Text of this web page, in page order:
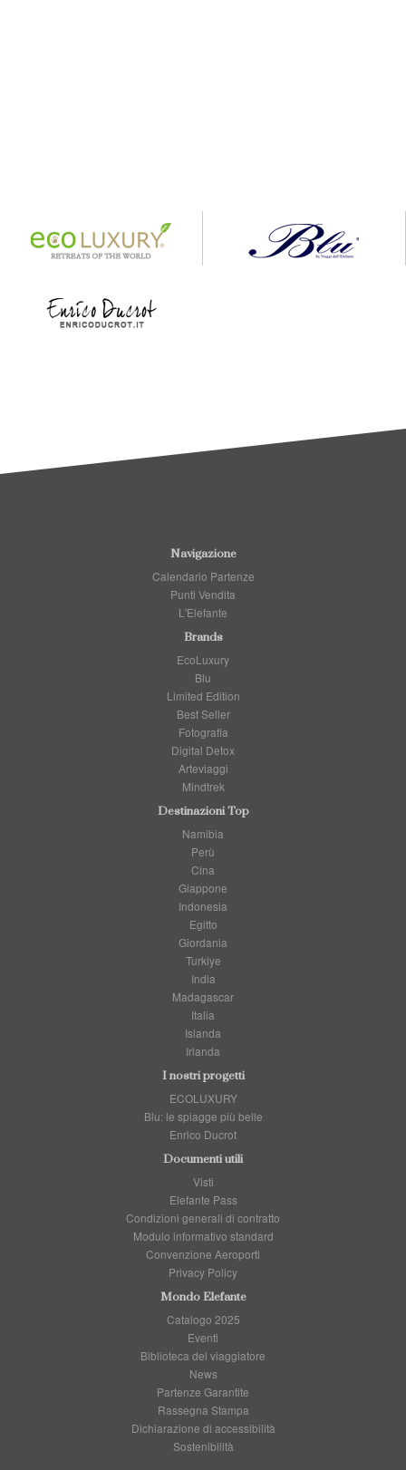
Navigazione
Calendario Partenze
Punti Vendita
L'Elefante
Brands
EcoLuxury
Blu
Limited Edition
Best Seller
Fotografia
Digital Detox
Arteviaggi
Mindtrek
Destinazioni Top
Namibia
Perù
Cina
Giappone
Indonesia
Egitto
Giordania
Turkiye
India
Madagascar
Italia
Islanda
Irlanda
I nostri progetti
ECOLUXURY
Blu: le spiagge più belle
Enrico Ducrot
Documenti utili
Visti
Elefante Pass
Condizioni generali di contratto
Modulo informativo standard
Convenzione Aeroporti
Privacy Policy
Mondo Elefante
Catalogo 2025
Eventi
Biblioteca del viaggiatore
News
Partenze Garantite
Rassegna Stampa
Dichiarazione di accessibilità
Sostenibilità